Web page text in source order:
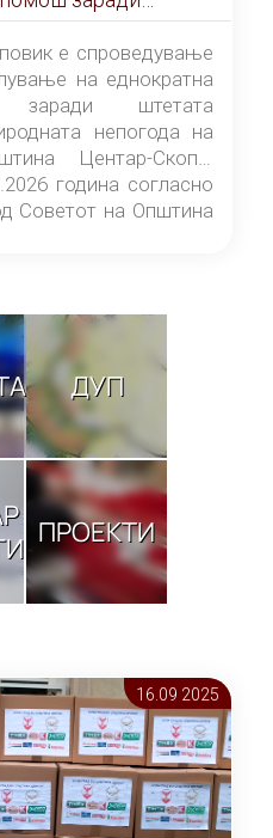
на Општина
е спроведување
на еднократна
штетата
непогода на
Центар-Скопје
година согласно
Советот на Општина
ДУП
ПРОЕКТИ
16.09 2025